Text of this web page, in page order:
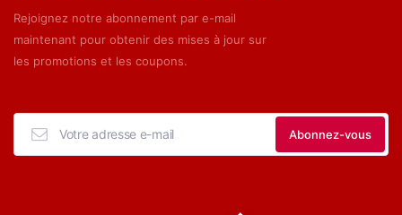
Rejoignez notre abonnement par e-mail
maintenant pour obtenir des mises à jour sur
les promotions et les coupons.